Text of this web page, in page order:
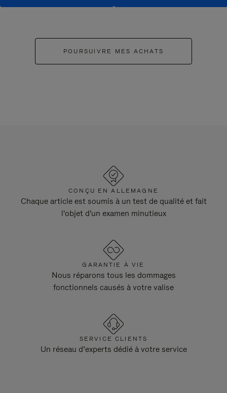
POURSUIVRE MES ACHATS
CONÇU EN ALLEMAGNE
Chaque article est soumis à un test de qualité et fait
l'objet d'un examen minutieux
GARANTIE À VIE
Nous réparons tous les dommages
fonctionnels causés à votre valise
SERVICE CLIENTS
Un réseau d’experts dédié à votre service